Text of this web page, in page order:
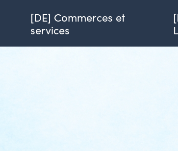
[DE] Commerces et
services